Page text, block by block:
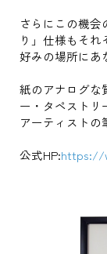
さらにこの機会
り」仕様もそれ
好みの場所にあ
紙のアナログな
ー・タペストリ
アーティストの
公式HP:https://